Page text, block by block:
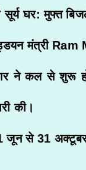
सूर्य घर: मुफ्त
मंत्री Ram
ने कल से शुरू
की।
जून से 31